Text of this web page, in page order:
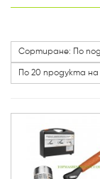
Марки
Сортиране: По
По 20 продукта